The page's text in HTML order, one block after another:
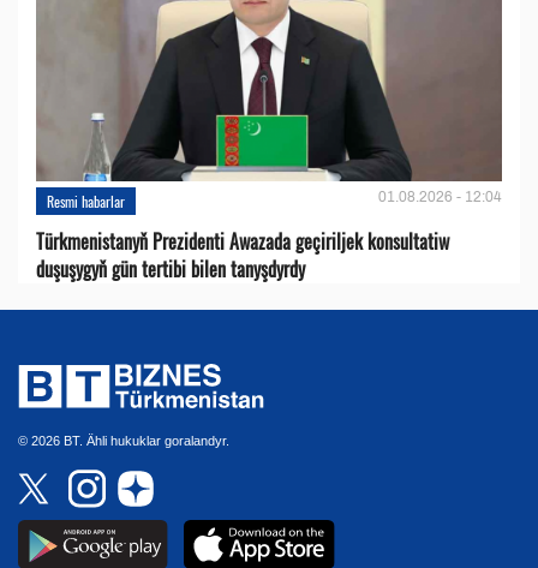
Resmi habarlar 01.08.2026 - 12:04
Türkmenistanyň Prezidenti Awazada geçiriljek konsultatiw
duşuşygyň gün tertibi bilen tanyşdyrdy
© 2026 BT. Ähli hukuklar goralandyr.